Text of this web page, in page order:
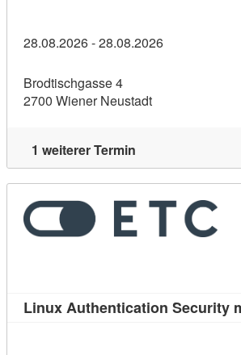
28.08.2026 - 28.08.2026
Brodtischgasse 4
2700 Wiener Neustadt
1 weiterer Termin
Linux Authentication Security